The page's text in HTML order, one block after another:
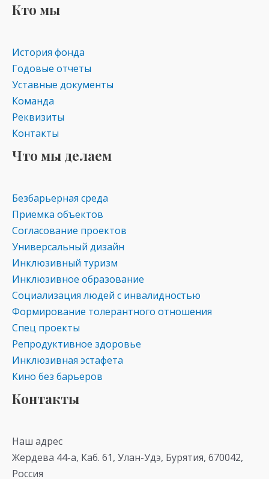
Кто мы
История фонда
Годовые отчеты
Уставные документы
Команда
Реквизиты
Контакты
Что мы делаем
Безбарьерная среда
Приемка объектов
Согласование проектов
Универсальный дизайн
Инклюзивный туризм
Инклюзивное образование
Социализация людей с инвалидностью
Формирование толерантного отношения
Спец проекты
Репродуктивное здоровье
Инклюзивная эстафета
Кино без барьеров
Контакты
Наш адрес
Жердева 44-а, Каб. 61, Улан-Удэ, Бурятия, 670042,
Россия